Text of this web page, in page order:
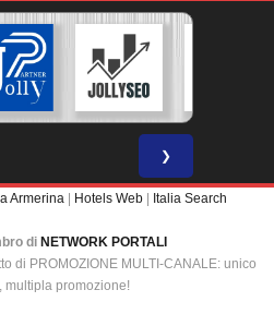
❯
Armerina Hotels Web Italia Search
di NETWORK PORTALI
di PROMOZIONE MULTI-CANALE: unico
multipla promozione!